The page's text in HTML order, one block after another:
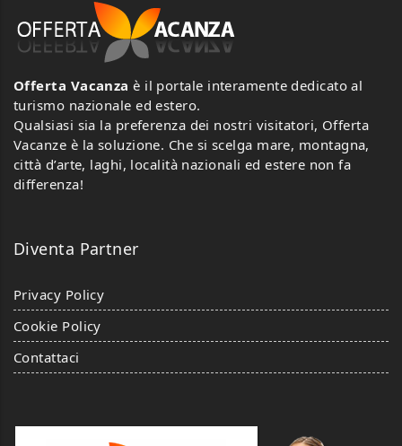
Offerta Vacanza è il portale interamente dedicato al
turismo nazionale ed estero.
Qualsiasi sia la preferenza dei nostri visitatori, Offerta
Vacanze è la soluzione. Che si scelga mare, montagna,
città d’arte, laghi, località nazionali ed estere non fa
differenza!
Diventa Partner
Privacy Policy
Cookie Policy
Contattaci